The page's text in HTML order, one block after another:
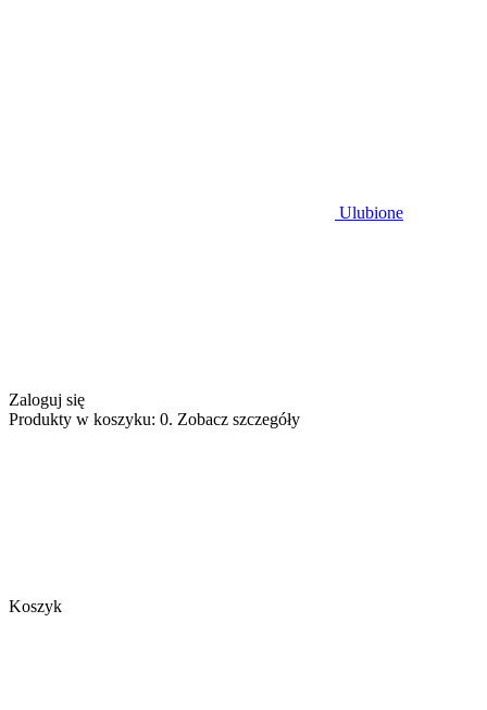
Ulubione
Zaloguj się
Produkty w koszyku: 0. Zobacz szczegóły
Koszyk